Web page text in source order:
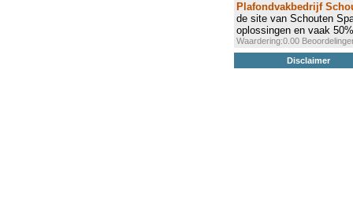
Plafondvakbedrijf
de site van Schouten
oplossingen en vaak
Waardering:0.00
Disclaimer